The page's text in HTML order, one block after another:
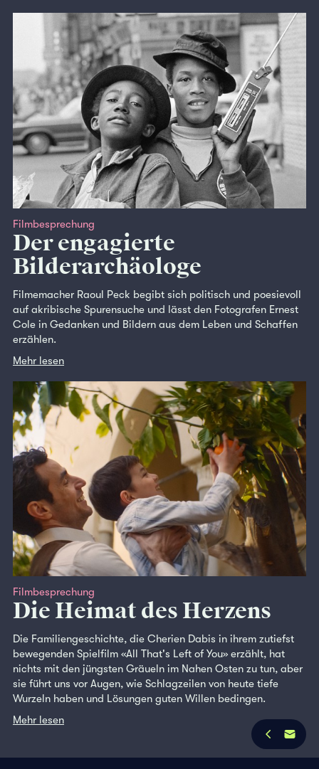
Filmbesprechung
Der engagierte
Bilderarchäologe
Filmemacher Raoul Peck begibt sich politisch und poesievoll
auf akribische Spurensuche und lässt den Fotografen Ernest
Cole in Gedanken und Bildern aus dem Leben und Schaffen
erzählen.
Mehr lesen
Filmbesprechung
Die Heimat des Herzens
Die Familiengeschichte, die Cherien Dabis in ihrem zutiefst
bewegenden Spielfilm «All That's Left of You» erzählt, hat
nichts mit den jüngsten Gräueln im Nahen Osten zu tun, aber
sie führt uns vor Augen, wie Schlagzeilen von heute tiefe
Wurzeln haben und Lösungen guten Willen bedingen.
Mehr lesen